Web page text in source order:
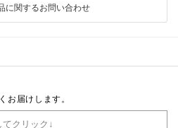
に関するお問い合わせ
お届けします。